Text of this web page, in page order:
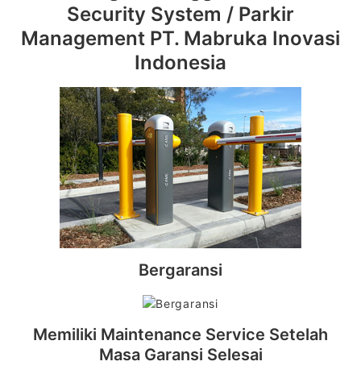
Security System / Parkir
Management PT. Mabruka Inovasi
Indonesia
Bergaransi
Memiliki Maintenance Service Setelah
Masa Garansi Selesai